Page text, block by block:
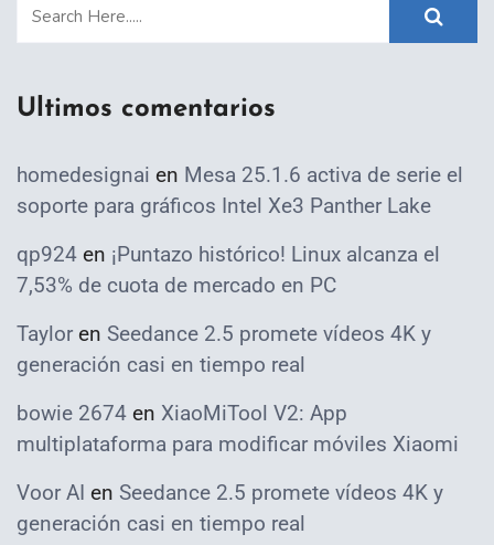
Ultimos comentarios
homedesignai en Mesa 25.1.6 activa de serie el
soporte para gráficos Intel Xe3 Panther Lake
qp924 en ¡Puntazo histórico! Linux alcanza el
7,53% de cuota de mercado en PC
Taylor en Seedance 2.5 promete vídeos 4K y
generación casi en tiempo real
bowie 2674 en XiaoMiTool V2: App
multiplataforma para modificar móviles Xiaomi
Voor AI en Seedance 2.5 promete vídeos 4K y
generación casi en tiempo real